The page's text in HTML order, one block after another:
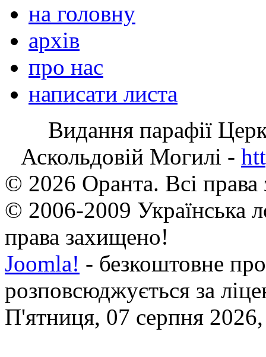
на головну
архів
про нас
написати листа
Видання парафії
Аскольдовій Могилі -
© 2026 Оранта. Всі
© 2006-2009 Українська
права захищено!
Joomla! - безкоштовне
розповсюджується за
П'ятниця, 07 серпня